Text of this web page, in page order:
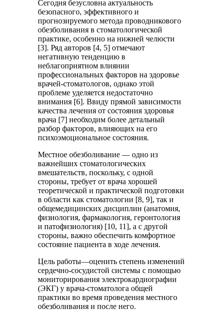
Сегодня безусловна актуальность
безопасного, эффективного и
прогнозируемого метода проводникового
обезболивания в стоматологической
практике, особенно на нижней челюсти
[3]. Ряд авторов [4, 5] отмечают
негативную тенденцию в
неблагоприятном влиянии
профессиональных факторов на здоровье
врачей-стоматологов, однако этой
проблеме уделяется недостаточно
внимания [6]. Ввиду прямой зависимости
качества лечения от состояния здоровья
врача [7] необходим более детальный
разбор факторов, влияющих на его
психоэмоциональное состояния.
Местное обезболивание — одно из
важнейших стоматологических
вмешательств, поскольку, с одной
стороны, требует от врача хорошей
теоретической и практической подготовки
в области как стоматологии [8, 9], так и
общемедицинских дисциплин (анатомия,
физиология, фармакология, геронтология
и патофизиология) [10, 11], а с другой
стороны, важно обеспечить комфортное
состояние пациента в ходе лечения.
Цель работы—оценить степень изменений
сердечно-сосудистой системы с помощью
мониторирования электрокардиографии
(ЭКГ) у врача-стоматолога общей
практики во время проведения местного
обезболивания и после него.